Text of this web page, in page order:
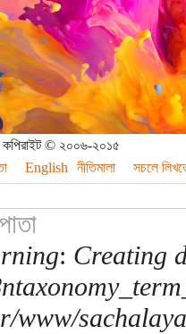
| কপিরাইট © ২০০৬-২০১৫
English নীতিমালা সচলে
: Creating
www/